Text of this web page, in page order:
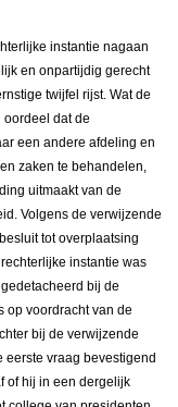
instantie nagaan
en onpartijdig gerecht
twijfel rijst. Wat de
oordeel dat de
een andere afdeling en
zaken te behandelen,
uitmaakt van de
Volgens de verwijzende
tot overplaatsing
instantie was
bij de
op voordracht van de
bij de verwijzende
eerste vraag bevestigend
of hij in een dergelijk